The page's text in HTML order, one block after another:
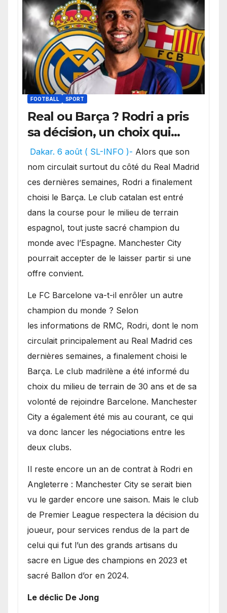
FOOTBALL SPORT
Real ou Barça ? Rodri a pris
sa décision, un choix qui
pourrait faire grand bruit
sur le marché des
transferts.
Dakar. 6 août ( SL-INFO )- Alors que son
nom circulait surtout du côté du Real Madrid
ces dernières semaines, Rodri a finalement
choisi le Barça. Le club catalan est entré
dans la course pour le milieu de terrain
espagnol, tout juste sacré champion du
monde avec l’Espagne. Manchester City
pourrait accepter de le laisser partir si une
offre convient.
​Le FC Barcelone va-t-il enrôler un autre
champion du monde ? Selon
les informations de RMC, Rodri, dont le nom
circulait principalement au Real Madrid ces
dernières semaines, a finalement choisi le
Barça. Le club madrilène a été informé du
choix du milieu de terrain de 30 ans et de sa
volonté de rejoindre Barcelone. Manchester
City a également été mis au courant, ce qui
va donc lancer les négociations entre les
deux clubs.
​Il reste encore un an de contrat à Rodri en
Angleterre : Manchester City se serait bien
vu le garder encore une saison. Mais le club
de Premier League respectera la décision du
joueur, pour services rendus de la part de
celui qui fut l’un des grands artisans du
sacre en Ligue des champions en 2023 et
sacré Ballon d’or en 2024.
Le déclic De Jong